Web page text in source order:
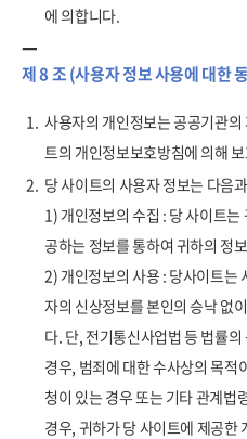
에 의합니다.
제 8 조 (사용자 정보 사용에 대한
1. 사용자의 개인정보는 공공기관
트의 개인정보보호방침에 의해
2. 당 사이트의 사용자 정보는 다음
1) 개인정보의 수집 : 당 사이트
공하는 정보를 통하여 귀하의 정
2) 개인정보의 사용 : 당사이트는
자의 신상정보를 본인의 승낙 없
다. 단, 전기통신사업법 등 법률
경우, 범죄에 대한 수사상의 목적
청이 있는 경우 또는 기타 관계법
경우, 귀하가 당 사이트에 제공한